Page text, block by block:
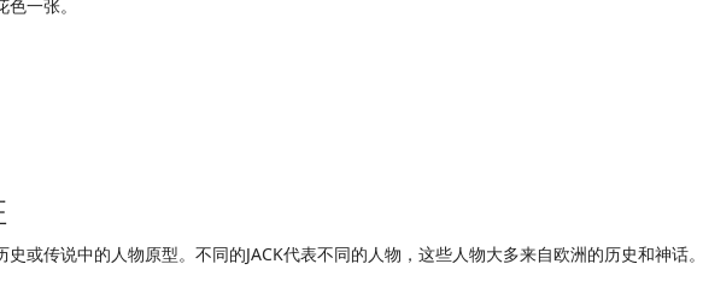
一张。
或传说中的人物原型。不同的JACK代表不同的人物，这些人物大多来自欧洲的历史和神话。